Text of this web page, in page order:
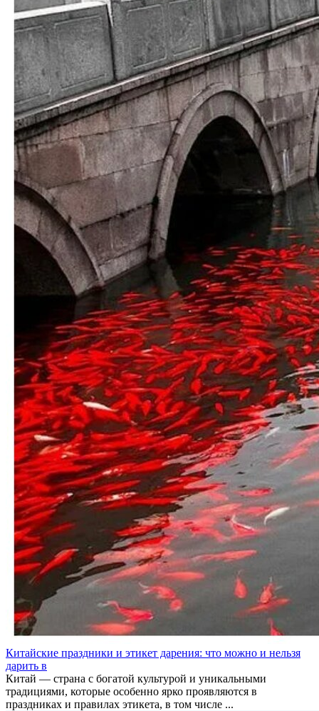
Китайские праздники и этикет дарения: что можно и нельзя
дарить в
Китай — страна с богатой культурой и уникальными
традициями, которые особенно ярко проявляются в
праздниках и правилах этикета, в том числе ...